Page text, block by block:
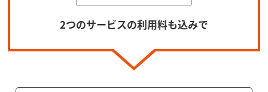
2つのサービスの利用料も込みで